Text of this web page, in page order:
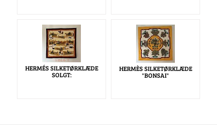
HERMÉS SILKETØRKLÆDE
SOLGT:
HERMÈS SILKETØRKLÆDE
"BONSAI"